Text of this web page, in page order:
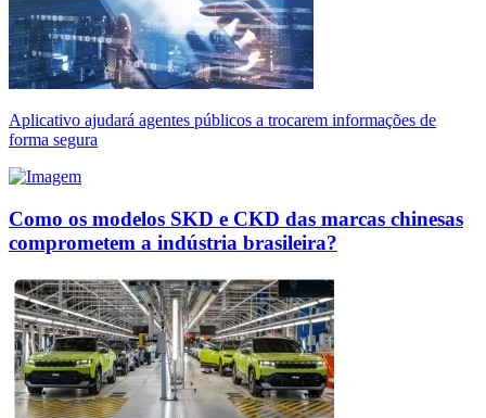
Aplicativo ajudará agentes públicos a trocarem informações de
forma segura
Como os modelos SKD e CKD das marcas chinesas
comprometem a indústria brasileira?